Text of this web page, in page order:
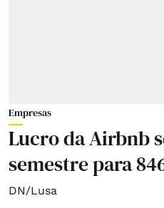
Empresas
Lucro da Airbnb
semestre para
DN/Lusa